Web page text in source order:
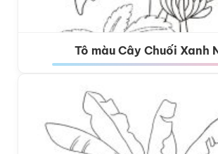
Tô màu Cây Chuối Xanh